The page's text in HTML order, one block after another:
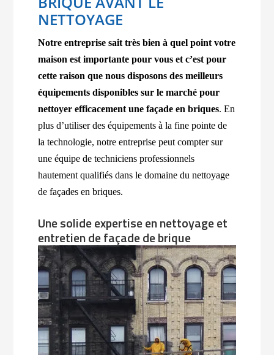
NETTOYAGE
Notre entreprise sait très bien à quel point votre
maison est importante pour vous et c’est pour
cette raison que nous disposons des meilleurs
équipements disponibles sur le marché pour
nettoyer efficacement une façade en briques. En
plus d’utiliser des équipements à la fine pointe de
la technologie, notre entreprise peut compter sur
une équipe de techniciens professionnels
hautement qualifiés dans le domaine du nettoyage
de façades en briques.
Une solide expertise en nettoyage et
entretien de façade de brique